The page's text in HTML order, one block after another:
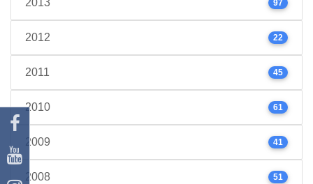
97
2012 22
2011 45
2010 61
2009 41
2008 51